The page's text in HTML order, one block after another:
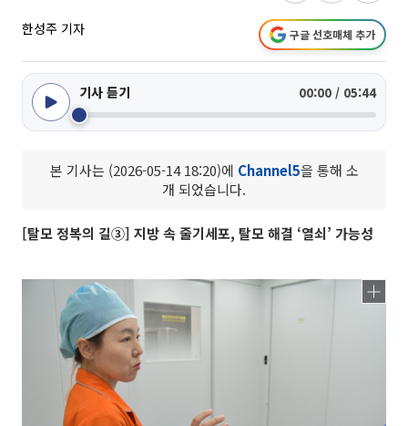
한성주 기자 구글 선호매체 추가
기사 듣기 00:00 / 05:44
본 기사는 (2026-05-14 18:20)에 Channel5을 통해 소
개 되었습니다.
[탈모 정복의 길③] 지방 속 줄기세포, 탈모 해결 ‘열쇠’ 가능성